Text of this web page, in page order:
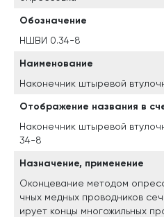
Обозначение
НШВИ 0.34-8
Наименование
Наконечник штыревой
Отображение названия в
Наконечник штыревой
34-8
Назначение, применение
Оконцевание методом
чных медных проводников
ирует концы многожильных